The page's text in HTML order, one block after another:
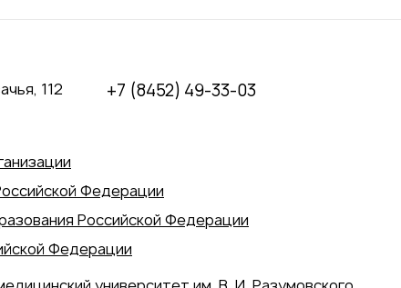
112
+7 (8452) 49-33-03
Федерации
Российской Федерации
Федерации